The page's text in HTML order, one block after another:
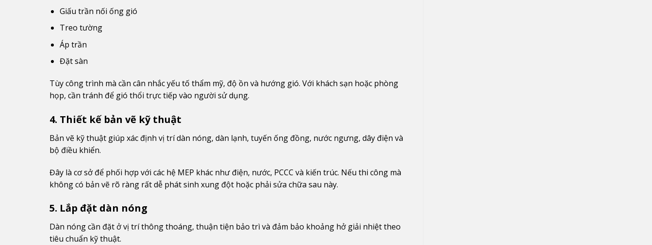
Giấu trần nối ống gió
Treo tường
Áp trần
Đặt sàn
Tùy công trình mà cần cân nhắc yếu tố thẩm mỹ, độ ồn và hướng gió. Với khách sạn hoặc phòng
họp, cần tránh để gió thổi trực tiếp vào người sử dụng.
4. Thiết kế bản vẽ kỹ thuật
Bản vẽ kỹ thuật giúp xác định vị trí dàn nóng, dàn lạnh, tuyến ống đồng, nước ngưng, dây điện và
bộ điều khiển.
Đây là cơ sở để phối hợp với các hệ MEP khác như điện, nước, PCCC và kiến trúc. Nếu thi công mà
không có bản vẽ rõ ràng rất dễ phát sinh xung đột hoặc phải sửa chữa sau này.
5. Lắp đặt dàn nóng
Dàn nóng cần đặt ở vị trí thông thoáng, thuận tiện bảo trì và đảm bảo khoảng hở giải nhiệt theo
tiêu chuẩn kỹ thuật.